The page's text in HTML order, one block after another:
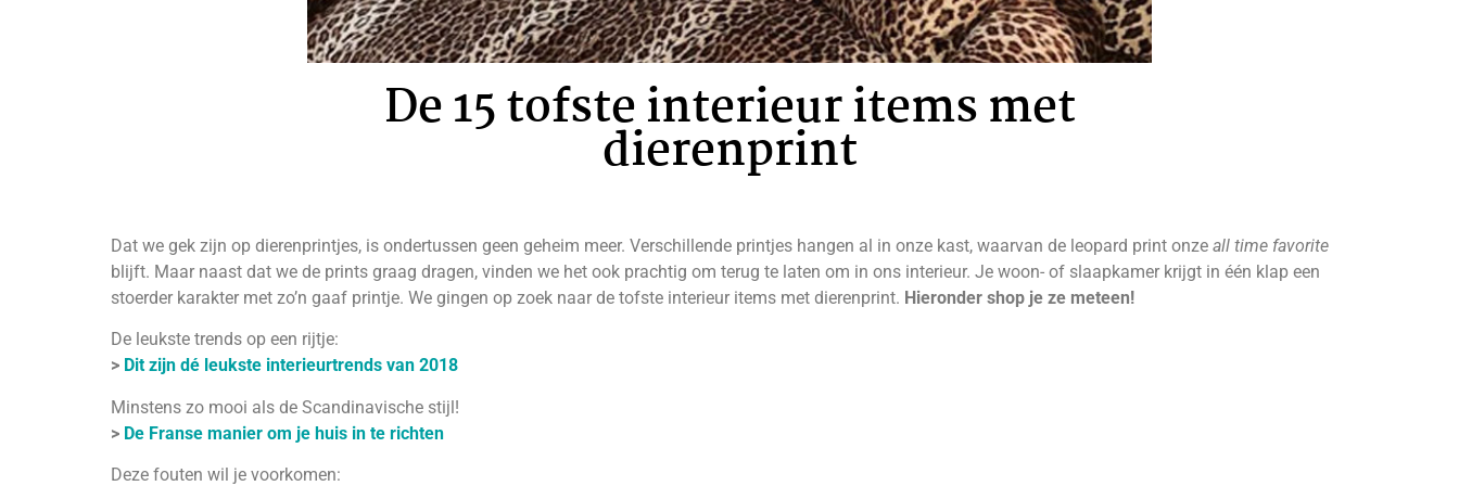
De 15 tofste interieur items met
dierenprint
Dat we gek zijn op dierenprintjes, is ondertussen geen geheim meer. Verschillende printjes hangen al in onze kast, waarvan de leopard print onze all time favorite
blijft. Maar naast dat we de prints graag dragen, vinden we het ook prachtig om terug te laten om in ons interieur. Je woon- of slaapkamer krijgt in één klap een
stoerder karakter met zo’n gaaf printje. We gingen op zoek naar de tofste interieur items met dierenprint. Hieronder shop je ze meteen!
De leukste trends op een rijtje:
> Dit zijn dé leukste interieurtrends van 2018
Minstens zo mooi als de Scandinavische stijl!
> De Franse manier om je huis in te richten
Deze fouten wil je voorkomen: